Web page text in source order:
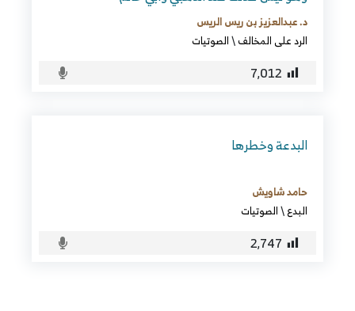
د. عبدالعزيز بن ريس الريس
الرد على المخالف\الصوتيات
7٬012
البدعة وخطرها
حامد شاويش
البدع\الصوتيات
2٬747